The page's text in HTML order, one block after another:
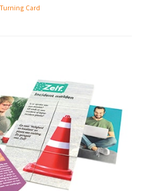
Turning Card